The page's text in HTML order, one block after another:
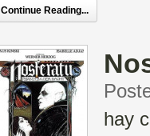
Continue Reading...
hay